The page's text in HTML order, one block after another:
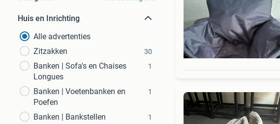
Huis en Inrichting
Alle advertenties
Zitzakken
30
Banken | Sofa's en Chaises
Longues
1
Banken | Voetenbanken en
Poefen
1
Banken | Bankstellen 1